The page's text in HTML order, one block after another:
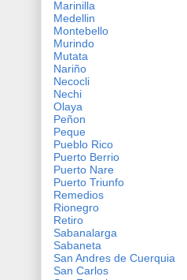
Marinilla
Medellin
Montebello
Murindo
Mutata
Nariño
Necocli
Nechi
Olaya
Peñon
Peque
Pueblo Rico
Puerto Berrio
Puerto Nare
Puerto Triunfo
Remedios
Rionegro
Retiro
Sabanalarga
Sabaneta
San Andres de Cuerquia
San Carlos